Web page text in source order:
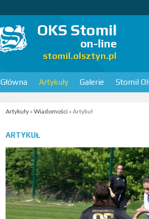
OKS Stomil
on-line
stomil.olsztyn.pl
Główna Artykuły Galerie Stomil
Artykuły » Wiadomości » Artykuł
ARTYKUŁ